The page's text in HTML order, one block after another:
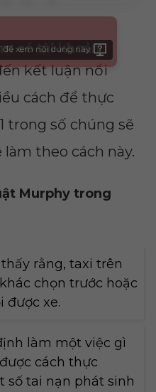
có tài khoản
xem nội dung này
kết luận nổi
cách để thực
trong số chúng sẽ
làm theo cách này.
Murphy trong
rằng, taxi trên
chọn trước hoặc
được xe.
làm một việc gì
cách thực
số tai nạn phát sinh